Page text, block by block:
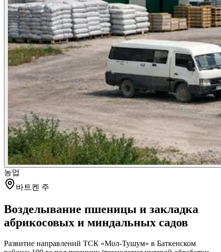
농업
바트켄 주
Возделывание пшеницы и закладка
абрикосовых и миндальных садов
Развитие направлений ТСК «Мол-Тушум» в Баткенском